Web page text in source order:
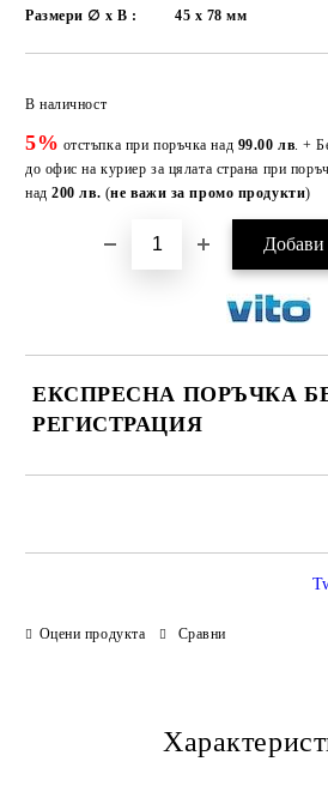
Размери ∅ x В :
45 х 78мм
В наличност
5% отстъпка при поръчка над 99.00 лв. +
до офис на куриер за цялата страна при
над 200 лв. (не важи за промо продукти)
ЕКСПРЕСНА ПОРЪЧКА
РЕГИСТРАЦИЯ
Оцени продукта Сравни